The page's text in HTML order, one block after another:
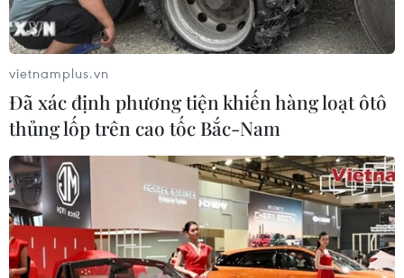
vietnamplus.vn
Đã xác định phương tiện khiến hàng loạt ôtô
thủng lốp trên cao tốc Bắc-Nam